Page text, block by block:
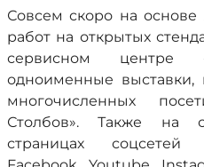
Совсем скоро на
работ на открытых
сервисном центре
одноименные выставки,
многочисленных
Столбов». Также на
страницах соцсетей